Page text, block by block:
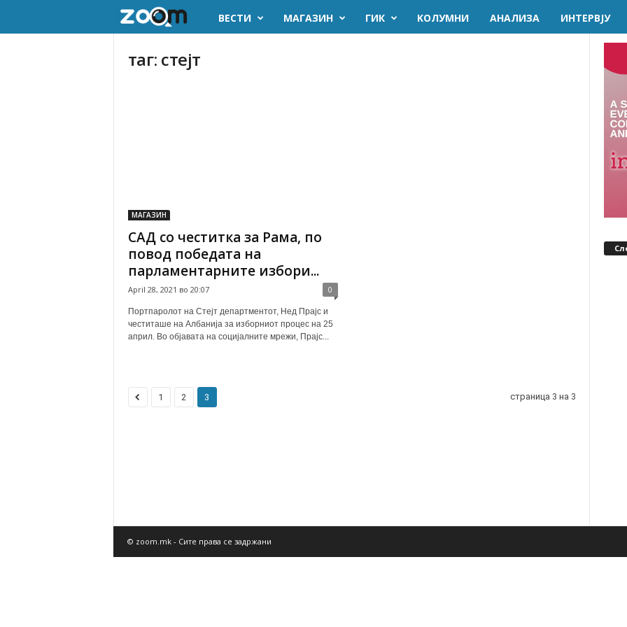
ВЕСТИ МАГАЗИН ГИК KОЛУМНИ AНАЛИЗА ИНТЕРВЈУ
таг: стејт
МАГАЗИН
САД со честитка за Рама, по
повод победата на
парламентарните избори...
April 28, 2021 во 20:07 0
Портпаролот на Стејт департментот, Нед Прајс и
честиташе на Албанија за изборниот процес на 25
април. Во објавата на социјалните мрежи, Прајс...
1 2 3 страница 3 на 3
© zoom.mk - Сите права се задржани